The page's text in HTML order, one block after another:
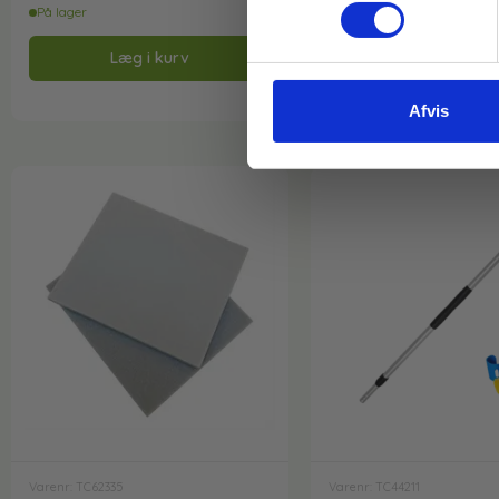
Afvis
På lager
Læg i kurv
191,20 kr. ekskl. moms
På lager
Læg i kurv
Varenr: TC62335 Varenr: TC44211